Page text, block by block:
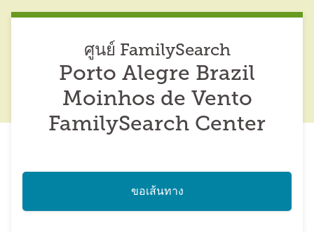
ศูนย์ FamilySearch
Porto Alegre Brazil
Moinhos de Vento
FamilySearch Center
ขอเส้นทาง